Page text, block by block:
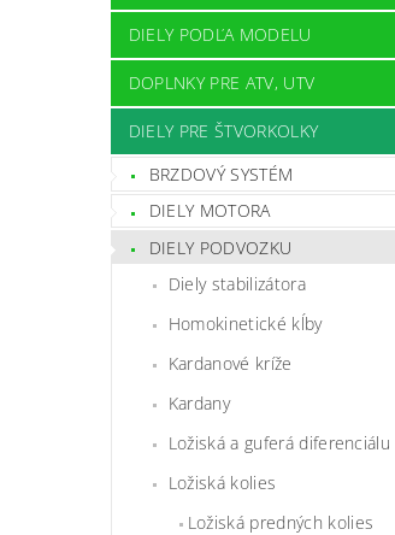
DIELY PODĽA MODELU
DOPLNKY PRE ATV, UTV
DIELY PRE ŠTVORKOLKY
BRZDOVÝ SYSTÉM
DIELY MOTORA
DIELY PODVOZKU
Diely stabilizátora
Homokinetické kĺby
Kardanové kríže
Kardany
Ložiská a guferá diferenciálu
Ložiská kolies
Ložiská predných kolies